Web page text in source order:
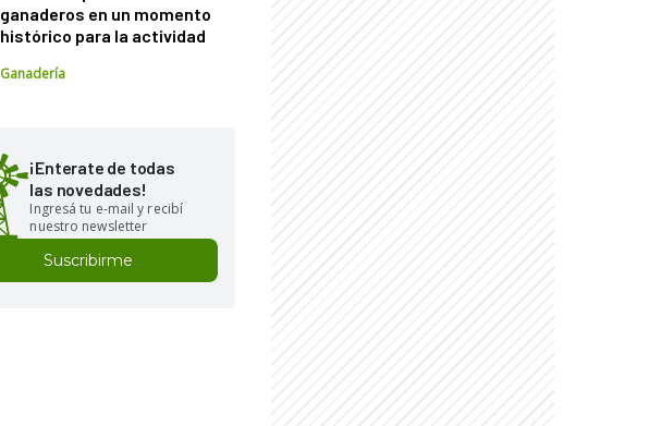
ganaderos en un momento
histórico para la actividad
Ganadería
¡Enterate de todas
las novedades!
Ingresá tu e-mail y recibí
nuestro newsletter
Suscribirme